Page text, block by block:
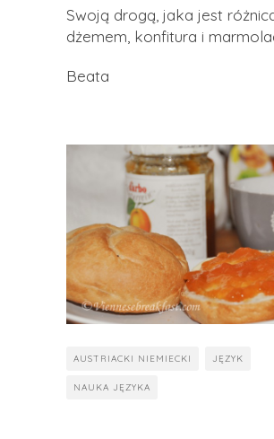
Swoją drogą, jaka jest
dżemem, konfitura i
Beata
AUSTRIACKI NIEMIECKI JĘZYK
NAUKA JĘZYKA